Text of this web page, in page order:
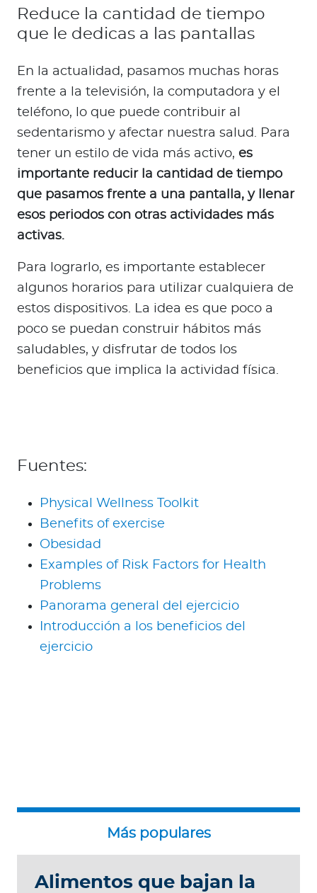
Reduce la cantidad de tiempo
que le dedicas a las pantallas
En la actualidad, pasamos muchas horas
frente a la televisión, la computadora y el
teléfono, lo que puede contribuir al
sedentarismo y afectar nuestra salud. Para
tener un estilo de vida más activo, es
importante reducir la cantidad de tiempo
que pasamos frente a una pantalla, y llenar
esos periodos con otras actividades más
activas.
Para lograrlo, es importante establecer
algunos horarios para utilizar cualquiera de
estos dispositivos. La idea es que poco a
poco se puedan construir hábitos más
saludables, y disfrutar de todos los
beneficios que implica la actividad física.
Fuentes:
Physical Wellness Toolkit
Benefits of exercise
Obesidad
Examples of Risk Factors for Health
Problems
Panorama general del ejercicio
Introducción a los beneficios del
ejercicio
Alimentos que bajan la